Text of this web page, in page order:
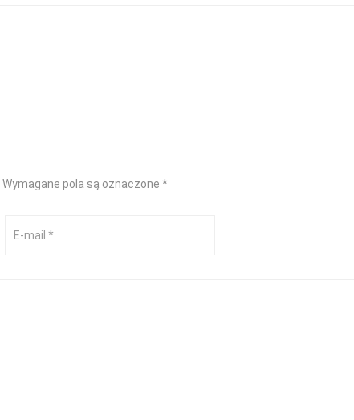
Wymagane pola są oznaczone *